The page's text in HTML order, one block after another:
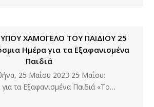
ΧΑΜΟΓΕΛΟ ΤΟΥ ΠΑΙΔΙΟΥ 25
Ημέρα για τα Εξαφανισμένα
Παιδιά
25 Μαΐου 2023 25 Μαΐου:
τα Εξαφανισμένα Παιδιά «Το…